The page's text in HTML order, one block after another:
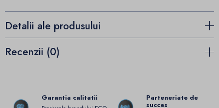
Detalii ale produsului
Recenzii (0)
Garantia calitatii Parteneriate de
succes